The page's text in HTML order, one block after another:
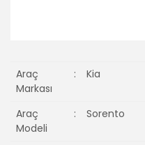
Araç
Markası
: Kia
Araç
Modeli
: Sorento